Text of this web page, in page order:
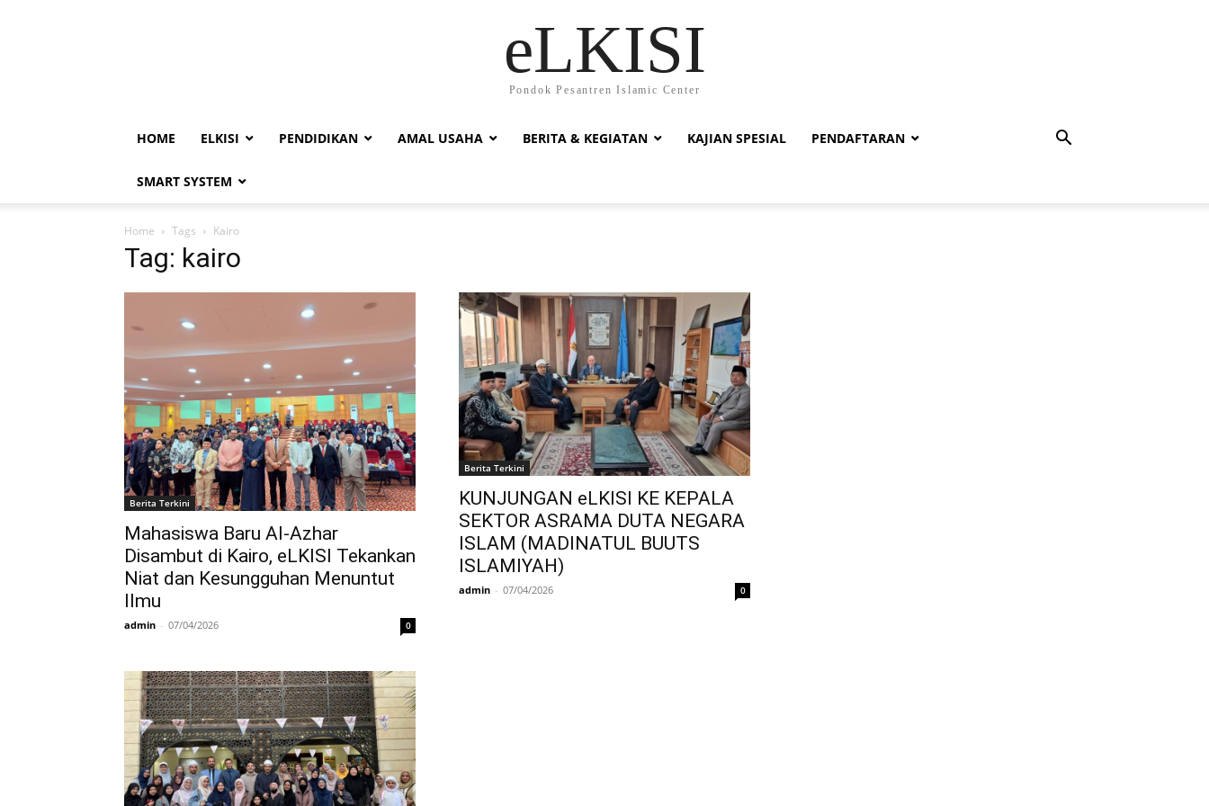
eLKISI
Pondok Pesantren Islamic Center
HOME ELKISI PENDIDIKAN AMAL USAHA BERITA & KEGIATAN KAJIAN SPESIAL PENDAFTARAN
SMART SYSTEM
Home Tags Kairo
Tag: kairo
Berita Terkini
Mahasiswa Baru Al-Azhar
Disambut di Kairo, eLKISI Tekankan
Niat dan Kesungguhan Menuntut
Ilmu
admin - 07/04/2026 0
Berita Terkini
KUNJUNGAN eLKISI KE KEPALA
SEKTOR ASRAMA DUTA NEGARA
ISLAM (MADINATUL BUUTS
ISLAMIYAH)
admin - 07/04/2026 0